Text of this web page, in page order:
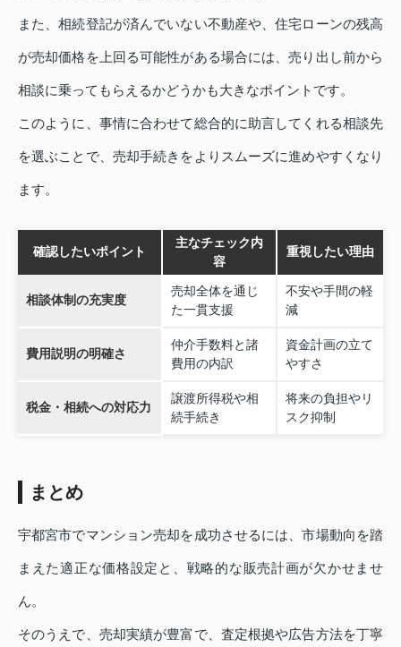
また、相続登記が済んでいない不動産や、住宅ローンの残高
が売却価格を上回る可能性がある場合には、売り出し前から
相談に乗ってもらえるかどうかも大きなポイントです。
このように、事情に合わせて総合的に助言してくれる相談先
を選ぶことで、売却手続きをよりスムーズに進めやすくなり
ます。
確認したいポイント
主なチェック内
容
重視したい理由
相談体制の充実度
売却全体を通じ
た一貫支援
不安や手間の軽
減
費用説明の明確さ
仲介手数料と諸
費用の内訳
資金計画の立て
やすさ
税金・相続への対応力
譲渡所得税や相
続手続き
将来の負担やリ
スク抑制
まとめ
宇都宮市でマンション売却を成功させるには、市場動向を踏
まえた適正な価格設定と、戦略的な販売計画が欠かせませ
ん。
そのうえで、売却実績が豊富で、査定根拠や広告方法を丁寧